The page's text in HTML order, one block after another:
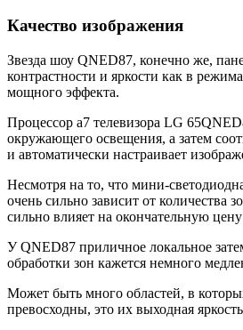
Качество изображения
Звезда шоу QNED87, конечно же,
контрастности и яркости как в
мощного эффекта.
Процессор a7 телевизора LG
окружающего освещения, а затем
и автоматически настраивает
Несмотря на то, что мини-
очень сильно зависит от количества
сильно влияет на окончательную цену
У QNED87 приличное локальное
обработки зон кажется немного
Может быть много областей, в
превосходны, это их выходная